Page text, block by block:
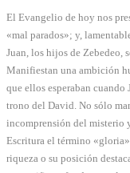
El Evangelio de hoy nos
«mal parados»; y,
Juan, los hijos de Zebedeo,
Manifiestan una ambición
que ellos esperaban cuando
trono del David. No sólo
incomprensión del misterio
Escritura el término «gloria»
riqueza o su posición